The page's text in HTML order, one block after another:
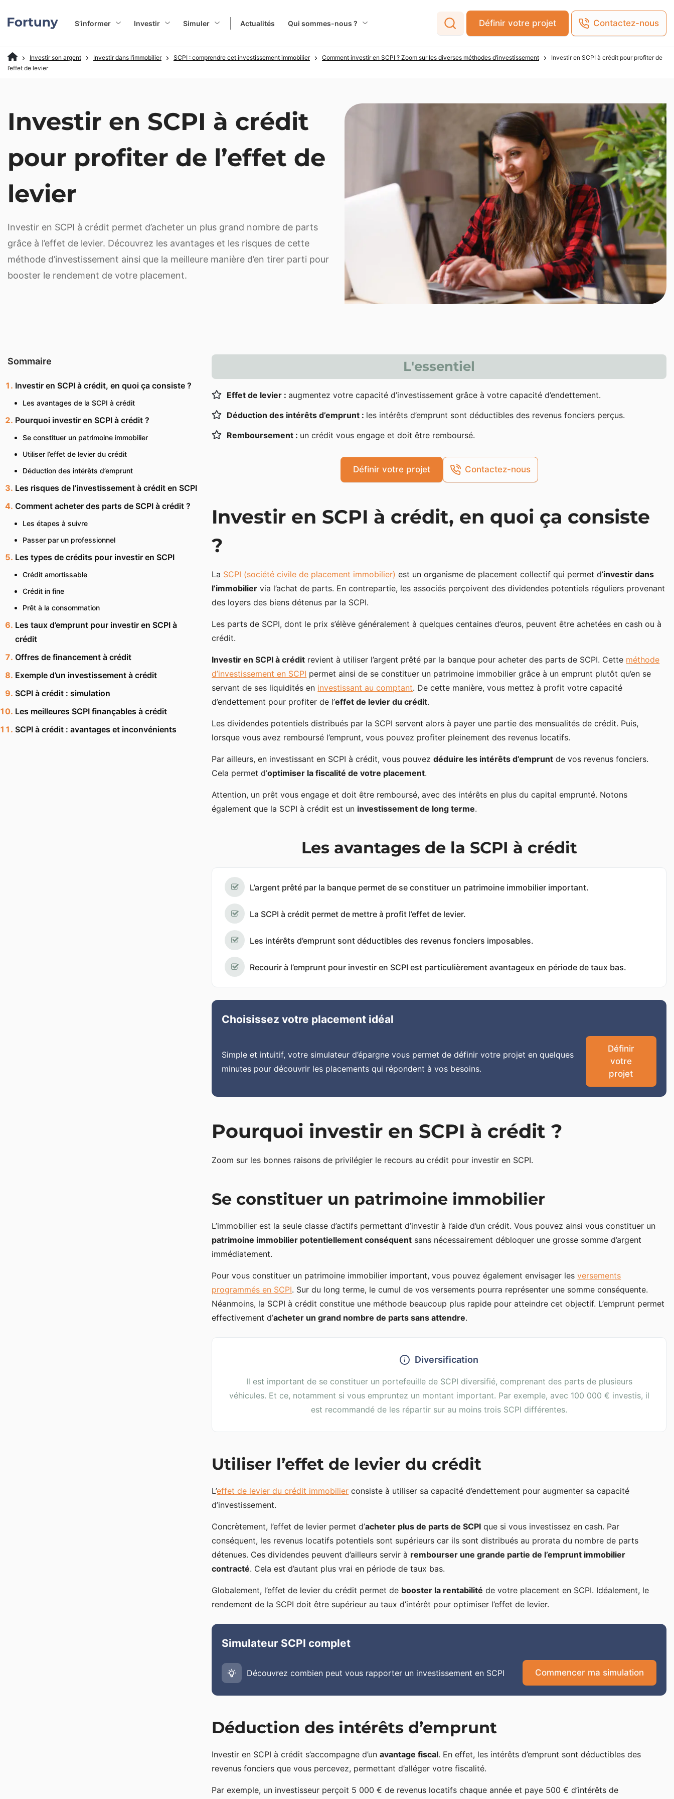
S’informer Investir Simuler Actualités Qui sommes-nous ? Définir votre projet Contactez-nous
Investir son argent Investir dans l’immobilier SCPI : comprendre cet investissement immobilier Comment investir en SCPI ? Zoom sur les diverses méthodes d’investissement
Investir en SCPI à crédit pour profiter de
l’effet de levier
Investir en SCPI à crédit
pour profiter de l’effet de
levier
Investir en SCPI à crédit permet d’acheter un plus grand nombre de parts
grâce à l’effet de levier. Découvrez les avantages et les risques de cette
méthode d’investissement ainsi que la meilleure manière d’en tirer parti pour
booster le rendement de votre placement.
Sommaire
Investir en SCPI à crédit, en quoi ça consiste ?
Les avantages de la SCPI à crédit
Pourquoi investir en SCPI à crédit ?
Se constituer un patrimoine immobilier
Utiliser l’effet de levier du crédit
Déduction des intérêts d’emprunt
Les risques de l’investissement à crédit en SCPI
Comment acheter des parts de SCPI à crédit ?
Les étapes à suivre
Passer par un professionnel
Les types de crédits pour investir en SCPI
Crédit amortissable
Crédit in fine
Prêt à la consommation
Les taux d’emprunt pour investir en SCPI à
crédit
Offres de financement à crédit
Exemple d’un investissement à crédit
SCPI à crédit : simulation
Les meilleures SCPI finançables à crédit
SCPI à crédit : avantages et inconvénients
L'essentiel
Effet de levier :augmentez votre capacité d’investissement grâce à votre capacité d’endettement.
Déduction des intérêts d’emprunt : les intérêts d’emprunt sont déductibles des revenus fonciers perçus.
Remboursement : un crédit vous engage et doit être remboursé.
Définir votre projet Contactez-nous
Investir en SCPI à crédit, en quoi ça consiste
?
La SCPI (société civile de placement immobilier) est un organisme de placement collectif qui permet d’investir dans
l’immobilier via l’achat de parts. En contrepartie, les associés perçoivent des dividendes potentiels réguliers provenant
des loyers des biens détenus par la SCPI.
Les parts de SCPI, dont le prix s’élève généralement à quelques centaines d’euros, peuvent être achetées en cash ou à
crédit.
Investir en SCPI à crédit revient à utiliser l’argent prêté par la banque pour acheter des parts de SCPI. Cette méthode
d’investissement en SCPI permet ainsi de se constituer un patrimoine immobilier grâce à un emprunt plutôt qu’en se
servant de ses liquidités en investissant au comptant. De cette manière, vous mettez à profit votre capacité
d’endettement pour profiter de l’effet de levier du crédit.
Les dividendes potentiels distribués par la SCPI servent alors à payer une partie des mensualités de crédit. Puis,
lorsque vous avez remboursé l’emprunt, vous pouvez profiter pleinement des revenus locatifs.
Par ailleurs, en investissant en SCPI à crédit, vous pouvezdéduire les intérêts d’emprunt de vos revenus fonciers.
Cela permet d’optimiser la fiscalité de votre placement.
Attention, un prêt vous engage et doit être remboursé, avec des intérêts en plus du capital emprunté. Notons
également que la SCPI à crédit est un investissement de long terme.
Les avantages de la SCPI à crédit
L’argent prêté par la banque permet de se constituer un patrimoine immobilier important.
La SCPI à crédit permet de mettre à profit l’effet de levier.
Les intérêts d’emprunt sont déductibles des revenus fonciers imposables.
Recourir à l’emprunt pour investir en SCPI est particulièrement avantageux en période de taux bas.
Choisissez votre placement idéal
Simple et intuitif, votre simulateur d’épargne vous permet de définir votre projet en quelques
minutes pour découvrir les placements qui répondent à vos besoins.
Définir
votre
projet
Pourquoi investir en SCPI à crédit ?
Zoom sur les bonnes raisons de privilégier le recours au crédit pour investir en SCPI.
Se constituer un patrimoine immobilier
L’immobilier est la seule classe d’actifs permettant d’investir à l’aide d’un crédit. Vous pouvez ainsi vous constituer un
patrimoine immobilier potentiellement conséquent sans nécessairement débloquer une grosse somme d’argent
immédiatement.
Pour vous constituer un patrimoine immobilier important, vous pouvez également envisager lesversements
programmés en SCPI. Sur du long terme, le cumul de vos versements pourra représenter une somme conséquente.
Néanmoins, la SCPI à crédit constitue une méthode beaucoup plus rapide pour atteindre cet objectif. L’emprunt permet
effectivement d’acheter un grand nombre de parts sans attendre.
Diversification
Il est important de se constituer un portefeuille de SCPI diversifié, comprenant des parts de plusieurs
véhicules. Et ce, notamment si vous empruntez un montant important. Par exemple, avec 100 000 € investis, il
est recommandé de les répartir sur au moins trois SCPI différentes.
Utiliser l’effet de levier du crédit
L’effet de levier du crédit immobilier consiste à utiliser sa capacité d’endettement pour augmenter sa capacité
d’investissement.
Concrètement, l’effet de levier permet d’acheter plus de parts de SCPI que si vous investissez en cash. Par
conséquent, les revenus locatifs potentiels sont supérieurs car ils sont distribués au prorata du nombre de parts
détenues. Ces dividendes peuvent d’ailleurs servir à rembourser une grande partie de l’emprunt immobilier
contracté. Cela est d’autant plus vrai en période de taux bas.
Globalement, l’effet de levier du crédit permet de booster la rentabilité de votre placement en SCPI. Idéalement, le
rendement de la SCPI doit être supérieur au taux d’intérêt pour optimiser l’effet de levier.
Simulateur SCPI complet
Découvrez combien peut vous rapporter un investissement en SCPI Commencer ma simulation
Déduction des intérêts d’emprunt
Investir en SCPI à crédit s’accompagne d’unavantage fiscal. En effet, les intérêts d’emprunt sont déductibles des
revenus fonciers que vous percevez, permettant d’alléger votre fiscalité.
Par exemple, un investisseur perçoit 5 000 € de revenus locatifs chaque année et paye 500 € d’intérêts de